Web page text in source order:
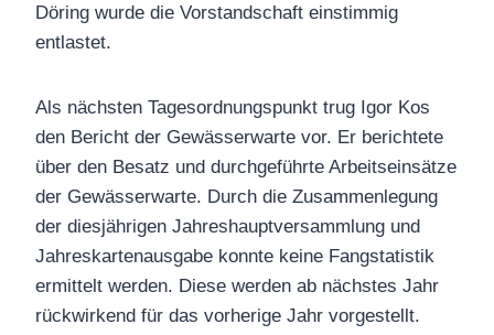
Döring wurde die Vorstandschaft einstimmig
entlastet.
Als nächsten Tagesordnungspunkt trug Igor Kos
den Bericht der Gewässerwarte vor. Er berichtete
über den Besatz und durchgeführte Arbeitseinsätze
der Gewässerwarte. Durch die Zusammenlegung
der diesjährigen Jahreshauptversammlung und
Jahreskartenausgabe konnte keine Fangstatistik
ermittelt werden. Diese werden ab nächstes Jahr
rückwirkend für das vorherige Jahr vorgestellt.